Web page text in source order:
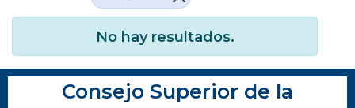
No hay resultados.
Consejo Superior de la